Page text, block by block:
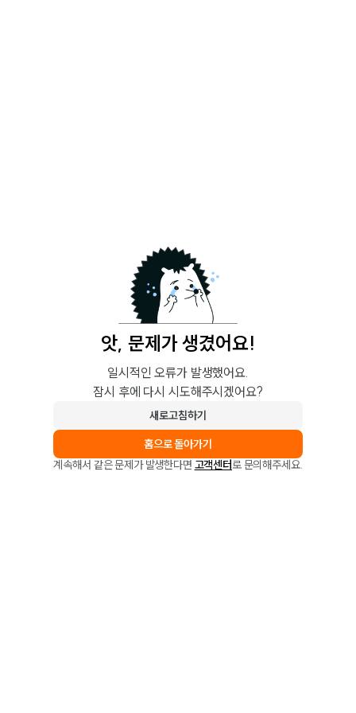
앗, 문제가 생겼어요!
일시적인 오류가 발생했어요.
잠시 후에 다시 시도해주시겠어요?
새로고침하기
홈으로 돌아가기
계속해서 같은 문제가 발생한다면 고객센터로 문의해주세요.